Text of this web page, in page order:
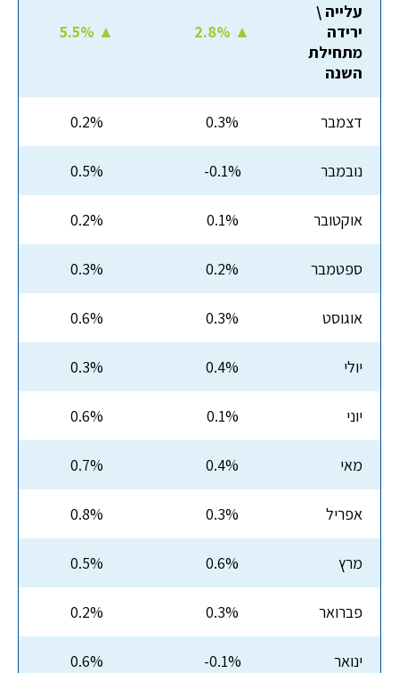
עלייה \
ירידה
מתחילת
השנה
2.8% ▲
5.5% ▲
דצמבר 0.3%
0.2%
נובמבר -0.1%
0.5%
אוקטובר 0.1%
0.2%
ספטמבר 0.2%
0.3%
אוגוסט 0.3%
0.6%
יולי 0.4%
0.3%
יוני 0.1%
0.6%
מאי 0.4%
0.7%
אפריל 0.3%
0.8%
מרץ 0.6%
0.5%
פברואר 0.3%
0.2%
ינואר -0.1%
0.6%